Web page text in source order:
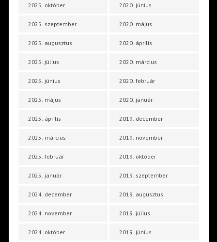
2025. október
2025. szeptember
2025. augusztus
2025. július
2025. június
2025. május
2025. április
2025. március
2025. február
2025. január
2024. december
2024. november
2024. október
2020. június
2020. május
2020. április
2020. március
2020. február
2020. január
2019. december
2019. november
2019. október
2019. szeptember
2019. augusztus
2019. július
2019. június